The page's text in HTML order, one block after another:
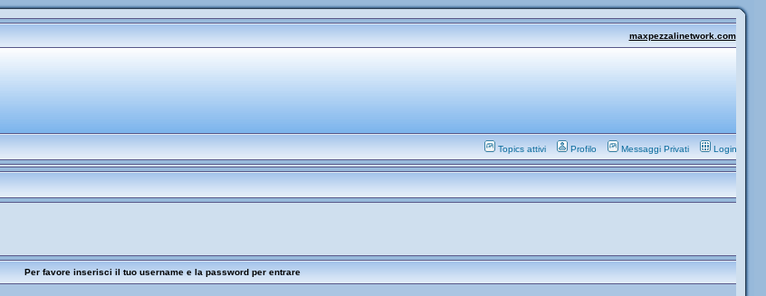
maxpezzalinetwork.com
Topics attivi Profilo Messaggi Privati Login
Per favore inserisci il tuo username e la password per entrare